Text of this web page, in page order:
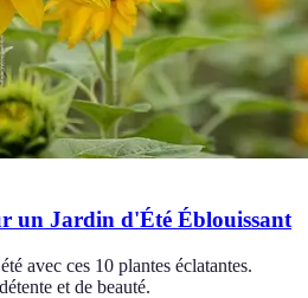
un Jardin d'Été Éblouissant
avec ces 10 plantes éclatantes.
et de beauté.